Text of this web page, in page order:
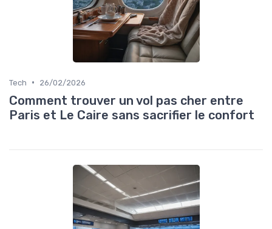
Tech • 26/02/2026
Comment trouver un vol pas cher entre
Paris et Le Caire sans sacrifier le confort